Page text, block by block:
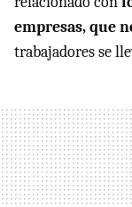
empresas, que
trabajadores se